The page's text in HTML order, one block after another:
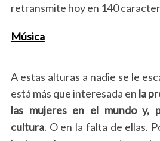
retransmite hoy en 140
Música
A estas alturas a nadie se le
está más que interesada en la
las mujeres en el mundo y,
cultura. O en la falta de ellas.